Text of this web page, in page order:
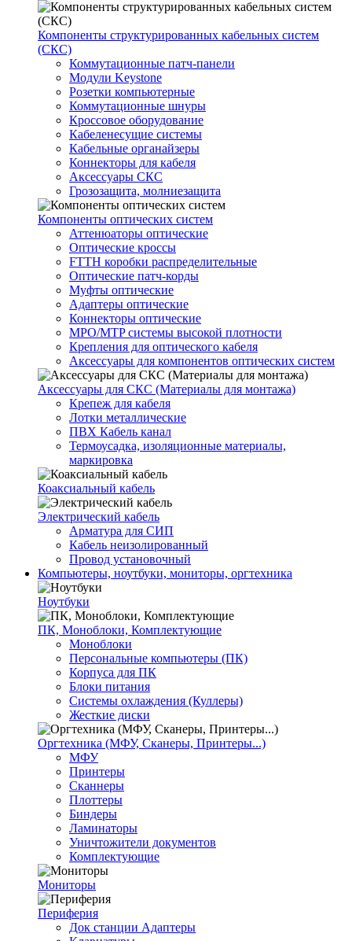
Компоненты структурированных кабельных систем
(СКС)
Коммутационные патч-панели
Модули Keystone
Розетки компьютерные
Коммутационные шнуры
Кроссовое оборудование
Кабеленесущие системы
Кабельные органайзеры
Коннекторы для кабеля
Аксессуары СКС
Грозозащита, молниезащита
Компоненты оптических систем
Аттенюаторы оптические
Оптические кроссы
FTTH коробки распределительные
Оптические патч-корды
Муфты оптические
Адаптеры оптические
Коннекторы оптические
MPO/MTP системы высокой плотности
Крепления для оптического кабеля
Аксессуары для компонентов оптических систем
Аксессуары для СКС (Материалы для монтажа)
Крепеж для кабеля
Лотки металлические
ПВХ Кабель канал
Термоусадка, изоляционные материалы,
маркировка
Коаксиальный кабель
Электрический кабель
Арматура для СИП
Кабель неизолированный
Провод установочный
Компьютеры, ноутбуки, мониторы, оргтехника
Ноутбуки
ПК, Моноблоки, Комплектующие
Моноблоки
Персональные компьютеры (ПК)
Корпуса для ПК
Блоки питания
Системы охлаждения (Куллеры)
Жесткие диски
Оргтехника (МФУ, Сканеры, Принтеры...)
МФУ
Принтеры
Сканнеры
Плоттеры
Биндеры
Ламинаторы
Уничтожители документов
Комплектующие
Мониторы
Периферия
Док станции Адаптеры